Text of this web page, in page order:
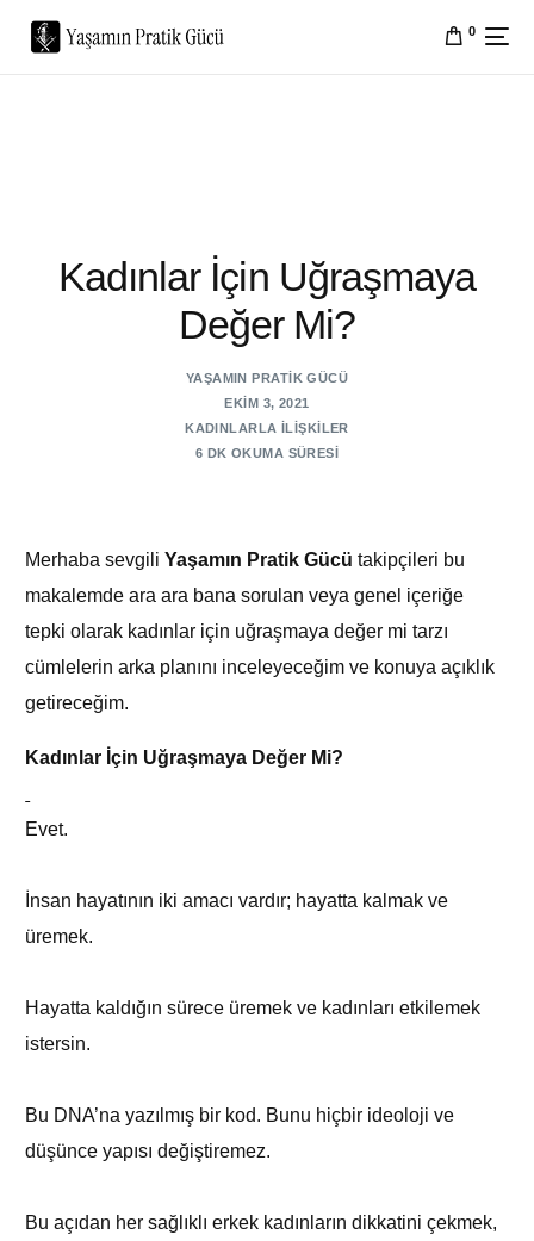
0
Kadınlar İçin Uğraşmaya
Değer Mi?
YAŞAMIN PRATIK GÜCÜ
EKIM 3, 2021
KADINLARLA İLIŞKILER
6 DK OKUMA SÜRESI
Merhaba sevgili Yaşamın Pratik Gücütakipçileri bu
makalemde ara ara bana sorulan veya genel içeriğe
tepki olarak kadınlar için uğraşmaya değer mi tarzı
cümlelerin arka planını inceleyeceğim ve konuya açıklık
getireceğim.
Kadınlar İçin Uğraşmaya Değer Mi?
Evet.
İnsan hayatının iki amacı vardır; hayatta kalmak ve
üremek.
Hayatta kaldığın sürece üremek ve kadınları etkilemek
istersin.
Bu DNA’na yazılmış bir kod. Bunu hiçbir ideoloji ve
düşünce yapısı değiştiremez.
Bu açıdan her sağlıklı erkek kadınların dikkatini çekmek,